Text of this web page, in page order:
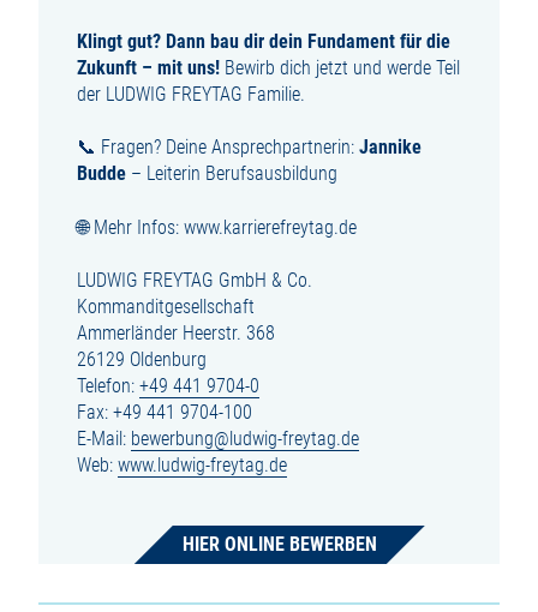
Klingt gut? Dann bau dir dein Fundament für die
Zukunft – mit uns! Bewirb dich jetzt und werde Teil
der LUDWIG FREYTAG Familie.
📞 Fragen? Deine Ansprechpartnerin: Jannike
Budde – Leiterin Berufsausbildung
🌐 Mehr Infos: www.karrierefreytag.de
LUDWIG FREYTAG GmbH & Co.
Kommanditgesellschaft
Ammerländer Heerstr. 368
26129 Oldenburg
Telefon: +49 441 9704-0
Fax: +49 441 9704-100
E-Mail: bewerbung@ludwig-freytag.de
Web: www.ludwig-freytag.de
HIER ONLINE BEWERBEN